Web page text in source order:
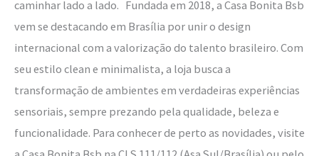
caminhar lado a lado. Fundada em 2018, a Casa Bonita Bsb
vem se destacando em Brasília por unir o design
internacional com a valorização do talento brasileiro. Com
seu estilo clean e minimalista, a loja busca a
transformação de ambientes em verdadeiras experiências
sensoriais, sempre prezando pela qualidade, beleza e
funcionalidade. Para conhecer de perto as novidades, visite